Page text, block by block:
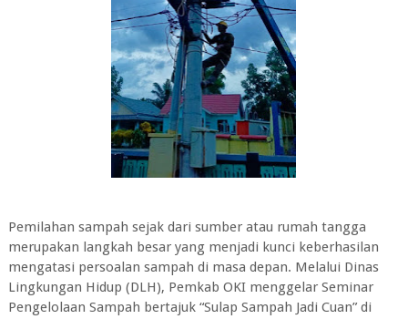
Pemilahan sampah sejak dari sumber atau rumah tangga
merupakan langkah besar yang menjadi kunci keberhasilan
mengatasi persoalan sampah di masa depan. Melalui Dinas
Lingkungan Hidup (DLH), Pemkab OKI menggelar Seminar
Pengelolaan Sampah bertajuk “Sulap Sampah Jadi Cuan” di